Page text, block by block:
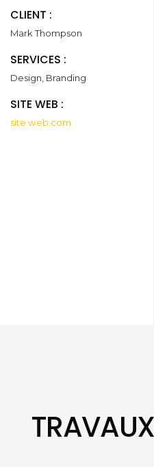
CLIENT :
Mark Thompson
SERVICES :
Design, Branding
SITE WEB :
site web.com